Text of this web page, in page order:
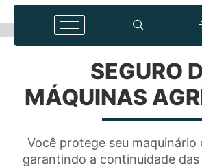
SEGURO
MÁQUINAS
Você protege seu maquinário
garantindo a continuidade das